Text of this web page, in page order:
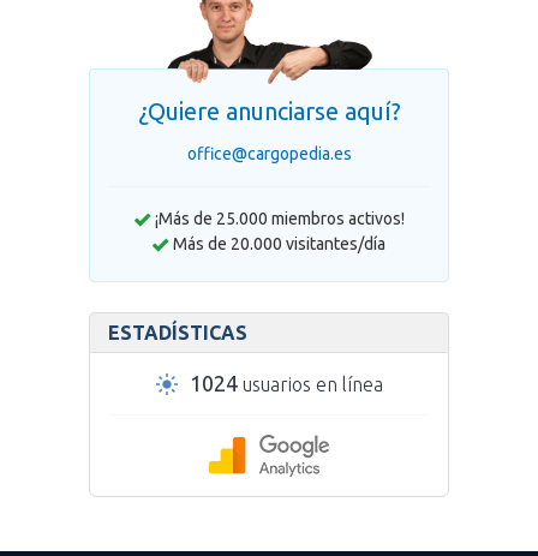
¿Quiere anunciarse aquí?
office@cargopedia.es
¡Más de 25.000 miembros activos!
Más de 20.000 visitantes/día
ESTADÍSTICAS
1024usuarios en línea